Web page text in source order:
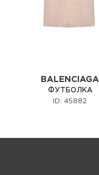
BALENCIAGA
ФУТБОЛКА
ID: 45882